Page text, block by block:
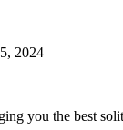
2024
you the best